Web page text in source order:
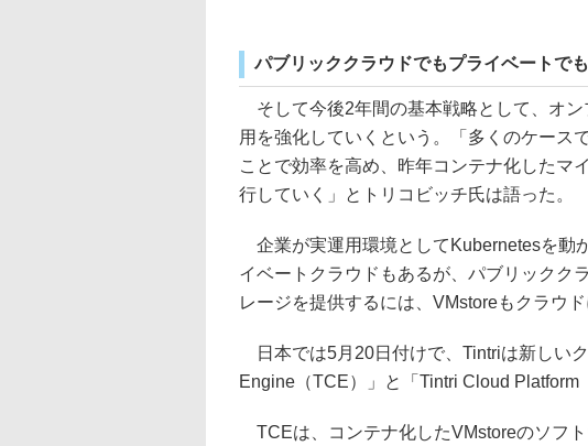
パブリッククラウドでもプライベートで
そして今後2年間の基本戦略として、オ
用を強化していくという。「多くのケース
ことで効率を高め、昨年コンテナ化したマ
行していく」とトリコビッチ氏は語った。
企業が実運用環境としてKubernetesを動
イベートクラウドもあるが、パブリックク
レージを提供するには、VMstoreもクラウド
日本では5月20日付けで、Tintriは新しい
Engine（TCE）」と「Tintri Cloud Platform
TCEは、コンテナ化したVMstoreのソフ